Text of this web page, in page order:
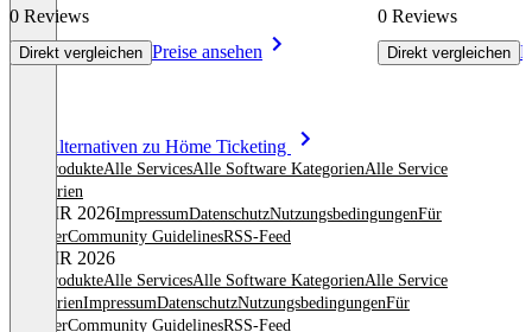
0 Reviews
Direkt vergleichen Preise ansehen
0 Reviews
Direkt vergleichen
Alle Alternativen zu Höme Ticketing
Alle ProdukteAlle ServicesAlle Software KategorienAlle Service
Kategorien
© OMR 2026ImpressumDatenschutzNutzungsbedingungenFür
AnbieterCommunity GuidelinesRSS-Feed
© OMR 2026
Alle ProdukteAlle ServicesAlle Software KategorienAlle Service
KategorienImpressumDatenschutzNutzungsbedingungenFür
AnbieterCommunity GuidelinesRSS-Feed